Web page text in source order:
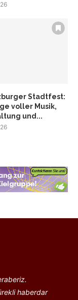
Stadtfest:
voller Musik,
und...
haberdar